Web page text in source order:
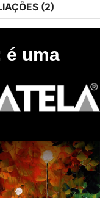
(2)
é uma